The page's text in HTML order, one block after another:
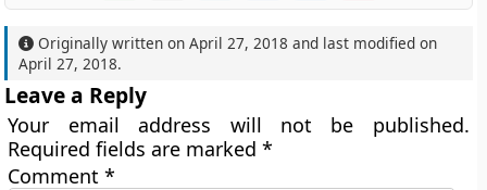
Originally written onApril 27, 2018 and last modified on
April 27, 2018.
Leave a Reply
Your email address will not be published.
Required fields are marked*
Comment*